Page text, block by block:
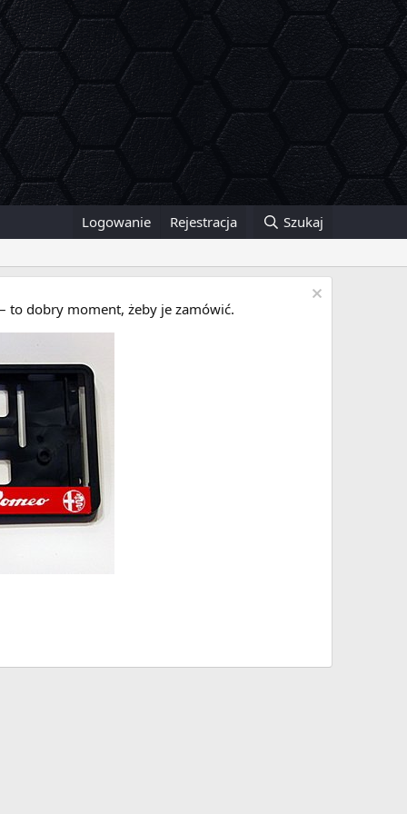
Logowanie Rejestracja Szukaj
to dobry moment, żeby je zamówić.